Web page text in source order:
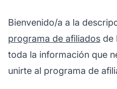
Bienvenido/a a la
programa de afiliados de
toda la información que
unirte al programa de